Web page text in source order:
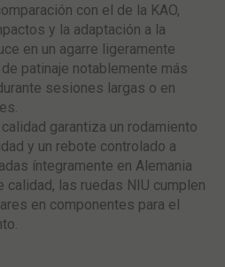
con el de la KAO,
y la adaptación a la
en un agarre ligeramente
patinaje notablemente más
sesiones largas o en
garantiza un rodamiento
y un rebote controlado a
íntegramente en Alemania
las ruedas NIU cumplen
en componentes para el